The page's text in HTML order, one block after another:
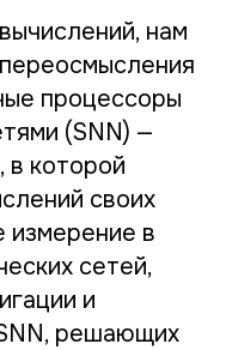
нам
процессоры
(SNN) —
в которой
своих
измерение в
сетей,
и
решающих